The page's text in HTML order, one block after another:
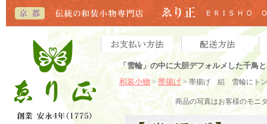
「雪輪」の中に大胆デフォルメした千鳥
和装小物 > 帯揚げ > 帯揚げ 絽 雪輪にトン
商品の写真はお客様のモニ